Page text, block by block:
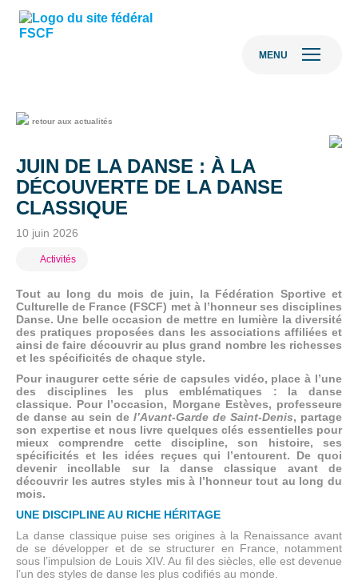
MENU
retour aux actualités
JUIN DE LA DANSE : À LA
DÉCOUVERTE DE LA DANSE
CLASSIQUE
10 juin 2026
Activités
Tout au long du mois de juin, la Fédération Sportive et
Culturelle de France (FSCF) met à l’honneur ses disciplines
Danse. Une belle occasion de mettre en lumière la diversité
des pratiques proposées dans les associations affiliées et
ainsi de faire découvrir au plus grand nombre les richesses
et les spécificités de chaque style.
Pour inaugurer cette série de capsules vidéo, place à l’une
des disciplines les plus emblématiques : la danse
classique. Pour l’occasion, Morgane Estèves, professeure
de danse au sein de l’Avant-Garde de Saint-Denis, partage
son expertise et nous livre quelques clés essentielles pour
mieux comprendre cette discipline, son histoire, ses
spécificités et les idées reçues qui l’entourent. De quoi
devenir incollable sur la danse classique avant de
découvrir les autres styles mis à l’honneur tout au long du
mois.
UNE DISCIPLINE AU RICHE HÉRITAGE
La danse classique puise ses origines à la Renaissance avant
de se développer et de se structurer en France, notamment
sous l’impulsion de Louis XIV. Au fil des siècles, elle est devenue
l’un des styles de danse les plus codifiés au monde.